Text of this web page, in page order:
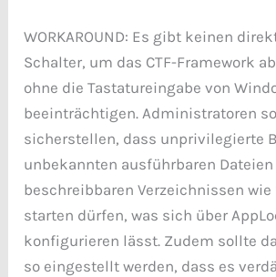
WORKAROUND: Es gibt keinen
Schalter, um das CTF-Framework
ohne die Tastatureingabe von
beeinträchtigen. Administratoren
sicherstellen, dass unprivilegierte
unbekannten ausführbaren
beschreibbaren Verzeichnissen wie
starten dürfen, was sich über
konfigurieren lässt. Zudem sollte
so eingestellt werden, dass es